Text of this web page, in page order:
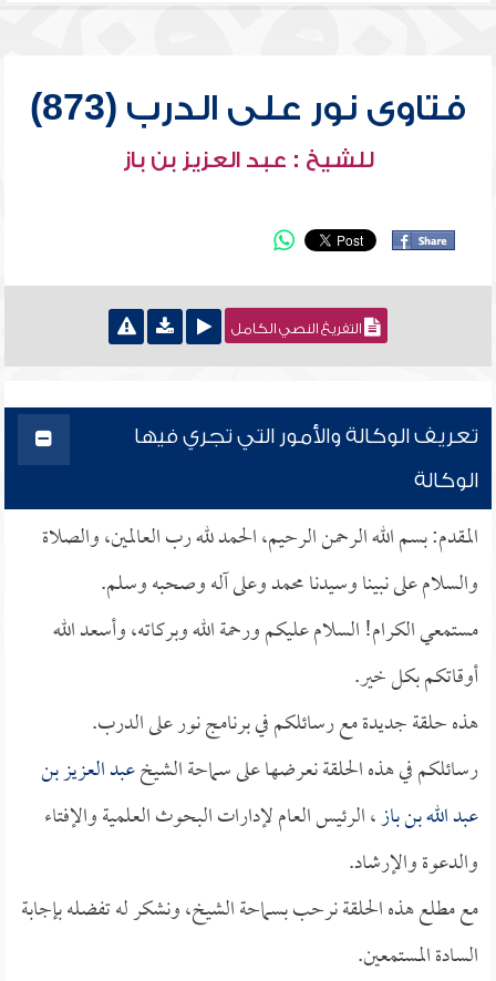
فتاوى نور على الدرب (873)
للشيخ : عبد العزيز بن باز
التفريغ النصي الكامل
تعريف الوكالة والأمور التي تجري فيها
الوكالة
المقدم: بسم الله الرحمن الرحيم، الحمد لله رب العالمين، والصلاة
والسلام على نبينا وسيدنا محمد وعلى آله وصحبه وسلم.
مستمعي الكرام! السلام عليكم ورحمة الله وبركاته، وأسعد الله
أوقاتكم بكل خير.
هذه حلقة جديدة مع رسائلكم في برنامج نور على الدرب.
رسائلكم في هذه الحلقة نعرضها على سماحة الشيخعبد العزيز بن
عبد الله بن باز، الرئيس العام لإدارات البحوث العلمية والإفتاء
والدعوة والإرشاد.
مع مطلع هذه الحلقة نرحب بسماحة الشيخ، ونشكر له تفضله بإجابة
السادة المستمعين.